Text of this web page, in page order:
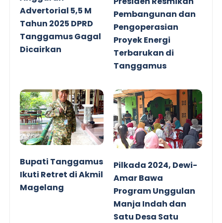
Advertorial 5,5 M
Tahun 2025 DPRD
Tanggamus Gagal
Dicairkan
Pembangunan dan
Pengoperasian
Proyek Energi
Terbarukan di
Tanggamus
Bupati Tanggamus
Ikuti Retret di Akmil
Magelang
Pilkada 2024, Dewi-
Amar Bawa
Program Unggulan
Manja Indah dan
Satu Desa Satu